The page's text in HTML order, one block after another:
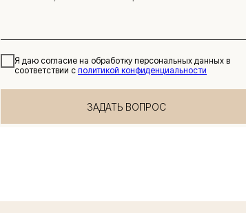
Я даю согласие на обработку персональных данных в
соответствии с политикой конфиденциальности
ЗАДАТЬ ВОПРОС